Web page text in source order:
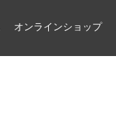
オンラインショップ